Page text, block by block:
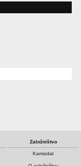
Založništvo
Kamizdat